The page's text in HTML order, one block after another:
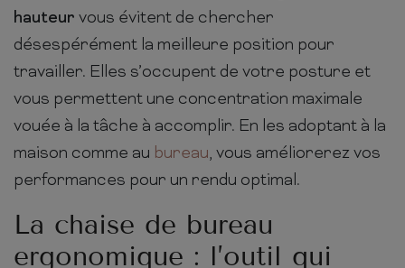
hauteur vous évitent de chercher
désespérément la meilleure position pour
travailler. Elles s’occupent de votre posture et
vous permettent une concentration maximale
vouée à la tâche à accomplir. En les adoptant à la
maison comme au bureau, vous améliorerez vos
performances pour un rendu optimal.
La chaise de bureau
ergonomique : l’outil qui